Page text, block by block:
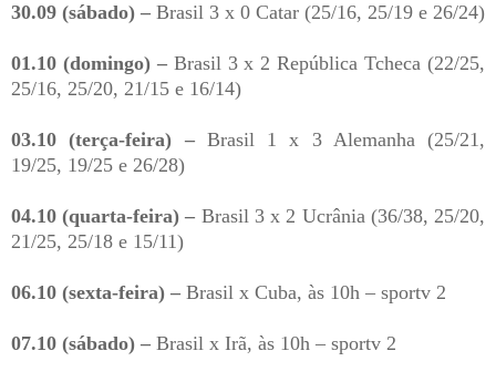
30.09 (sábado) – Brasil 3 x 0 Catar (25/16, 25/19 e 26/24)
01.10 (domingo) –Brasil 3 x 2 República Tcheca (22/25,
25/16, 25/20, 21/15 e 16/14)
03.10 (terça-feira) – Brasil 1 x 3 Alemanha (25/21,
19/25, 19/25 e 26/28)
04.10 (quarta-feira) – Brasil 3 x 2 Ucrânia (36/38, 25/20,
21/25, 25/18 e 15/11)
06.10 (sexta-feira) – Brasil x Cuba, às 10h – sportv 2
07.10 (sábado) – Brasil x Irã, às 10h – sportv 2